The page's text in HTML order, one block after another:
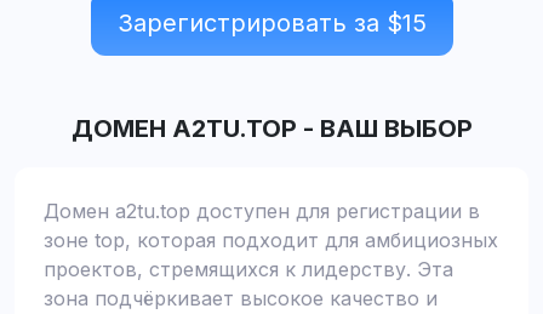
Зарегистрировать за $15
ДОМЕН A2TU.TOP - ВАШ ВЫБОР
Домен a2tu.top доступен для регистрации в
зоне top, которая подходит для амбициозных
проектов, стремящихся к лидерству. Эта
зона подчёркивает высокое качество и